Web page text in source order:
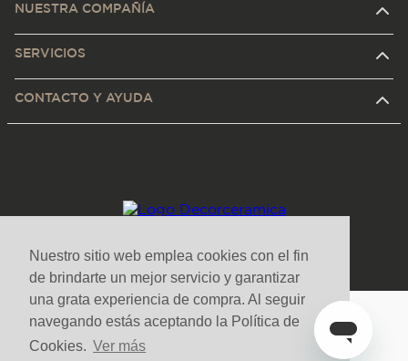
Nuestro sitio web emplea cookies con el fin
de brindarte un mejor servicio y garantizar
una grata experiencia de compra. Al seguir
navegando estás aceptando la Política de
Cookies. Ver más
NUESTRA COMPAÑÍA
SERVICIOS
CONTACTO Y AYUDA
Medios de pago y sitio seguro